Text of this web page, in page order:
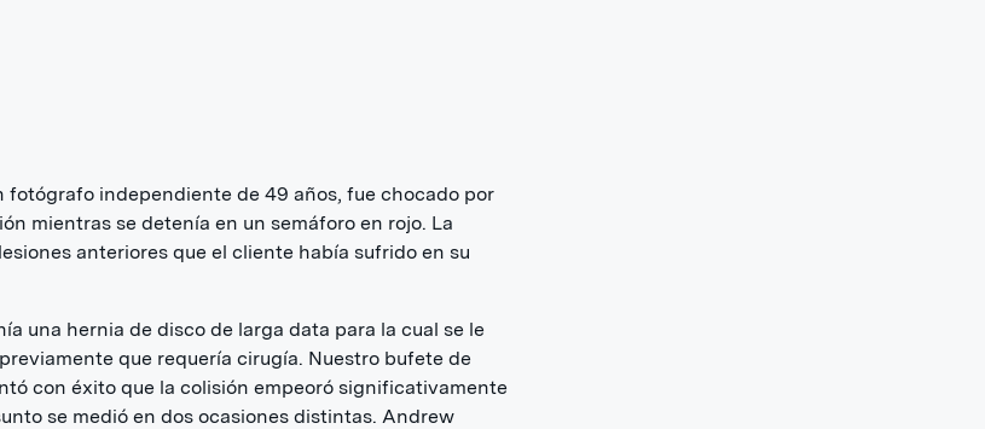
fotógrafo independiente de 49 años, fue chocado por
mientras se detenía en un semáforo en rojo. La
anteriores que el cliente había sufrido en su
una hernia de disco de larga data para la cual se le
que requería cirugía. Nuestro bufete de
con éxito que la colisión empeoró significativamente
se medió en dos ocasiones distintas. Andrew